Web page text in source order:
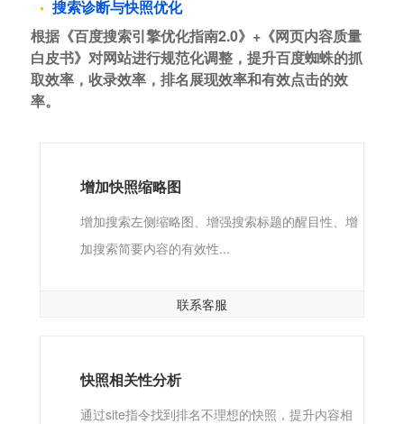
搜索诊断与快照优化
根据《百度搜索引擎优化指南2.0》+《网页内容质量
白皮书》对网站进行规范化调整，提升百度蜘蛛的抓
取效率，收录效率，排名展现效率和有效点击的效
率。
增加快照缩略图
增加搜索左侧缩略图、增强搜索标题的醒目性、增
加搜索简要内容的有效性...
联系客服
快照相关性分析
通过site指令找到排名不理想的快照，提升内容相